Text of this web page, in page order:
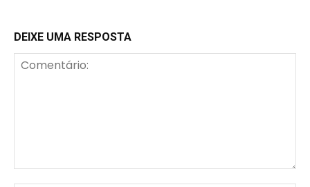
DEIXE UMA RESPOSTA